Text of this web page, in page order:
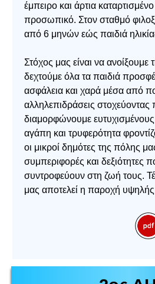
έμπειρο και άρτια
προσωπικό. Στον σταθμό
από 6 μηνών εώς παιδιά
Στόχος μας είναι να ανοίξουμε
δεχτούμε όλα τα παιδιά
ασφάλεια και χαρά μέσα από
αλληλεπιδράσεις στοχεύοντας
διαμορφώνουμε
αγάπη και τρυφερότητα
οι μικροί δημότες της πόλης
συμπεριφορές και δεξιότητες
συντροφεύουν στη ζωή τους.
μας αποτελεί η παροχή